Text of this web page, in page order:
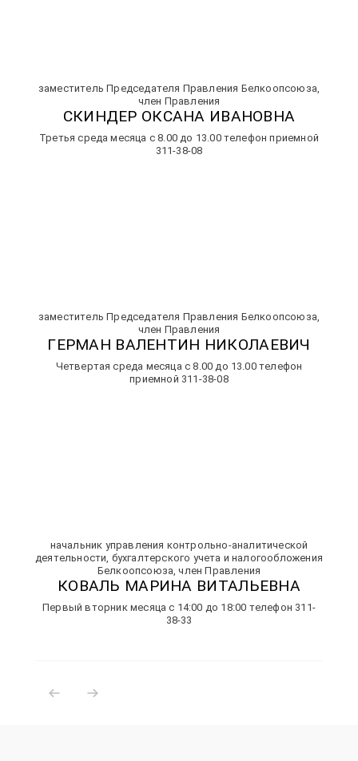
заместитель Председателя Правления Белкоопсоюза,
член Правления
СКИНДЕР ОКСАНА ИВАНОВНА
Третья среда месяца с 8.00 до 13.00 телефон приемной
311-38-08
заместитель Председателя Правления Белкоопсоюза,
член Правления
ГЕРМАН ВАЛЕНТИН НИКОЛАЕВИЧ
Четвертая среда месяца с 8.00 до 13.00 телефон
приемной 311-38-08
начальник управления контрольно-аналитической
деятельности, бухгалтерского учета и налогообложения
Белкоопсоюза, член Правления
КОВАЛЬ МАРИНА ВИТАЛЬЕВНА
Первый вторник месяца с 14:00 до 18:00 телефон 311-
38-33